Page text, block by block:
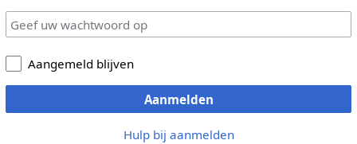
Aangemeld blijven
Aanmelden
Hulp bij aanmelden